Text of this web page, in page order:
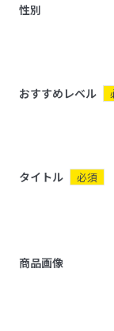
性別
おすすめレベル
タイトル 必須
商品画像